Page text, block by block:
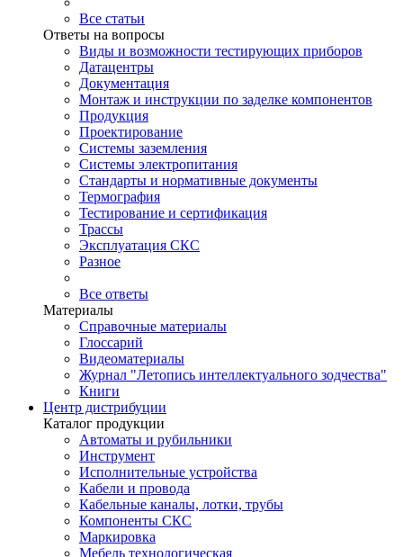
Все статьи
Ответы на вопросы
Виды и возможности тестирующих приборов
Датацентры
Документация
Монтаж и инструкции по заделке компонентов
Продукция
Проектирование
Системы заземления
Системы электропитания
Стандарты и нормативные документы
Термография
Тестирование и сертификация
Трассы
Эксплуатация СКС
Разное
Все ответы
Материалы
Справочные материалы
Глоссарий
Видеоматериалы
Журнал "Летопись интеллектуального зодчества"
Книги
Центр дистрибуции
Каталог продукции
Автоматы и рубильники
Инструмент
Исполнительные устройства
Кабели и провода
Кабельные каналы, лотки, трубы
Компоненты СКС
Маркировка
Мебель технологическая